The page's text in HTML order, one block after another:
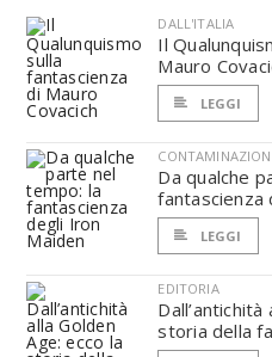
DALL'ITALIA
Il
Mauro
LEGGI
Da qualche
fantascienza
LEGGI
EDITORIA
Dall’antichità
storia della